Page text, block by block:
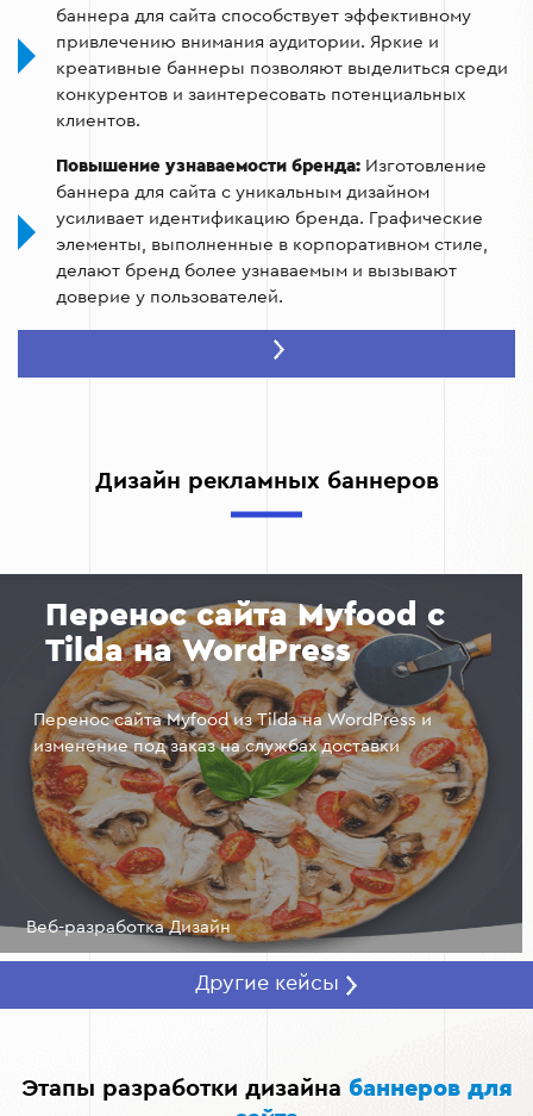
баннера для сайта способствует эффективному
привлечению внимания аудитории. Яркие и
креативные баннеры позволяют выделиться среди
конкурентов и заинтересовать потенциальных
клиентов.
Повышение узнаваемости бренда: Изготовление
баннера для сайта с уникальным дизайном
усиливает идентификацию бренда. Графические
элементы, выполненные в корпоративном стиле,
делают бренд более узнаваемым и вызывают
доверие у пользователей.
Эффективный баннер для
конверсий и улучшению общей эффективности
могут быть адаптированы для различных форматов
и платформ: веб-сайтов, социальных сетей, email-
рассылок и т.д. Это позволяет достигать
максимальной аудитории через различные каналы.
Дизайн рекламных баннеров
Перенос сайта Myfood с
Tilda на WordPress
Перенос сайта Myfood из Tilda на WordPress и
изменение под заказ на службах доставки
Веб-разработка Дизайн
Другие кейсы
Этапы разработки дизайна баннеров для